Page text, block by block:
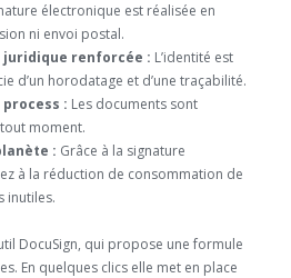
électronique est réalisée en
ni envoi postal.
renforcée : L’identité est
d’un horodatage et d’une traçabilité.
: Les documents sont
moment.
: Grâce à la signature
à la réduction de consommation de
inutiles.
DocuSign, qui propose une formule
En quelques clics elle met en place